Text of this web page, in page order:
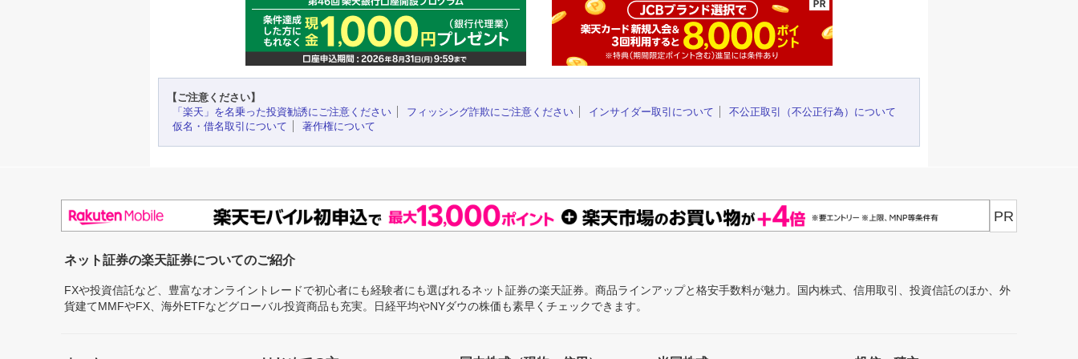
【ご注意ください】
「楽天」を名乗った投資勧誘にご注意ください
フィッシング詐欺にご注意ください インサイダー取引について
不公正取引（不公正行為）について
仮名・借名取引について
著作権について
PR
ネット証券の楽天証券についてのご紹介
FXや投資信託など、豊富なオンライントレードで初心者にも経験者にも選ばれるネット証券の楽天証券。商品ラインアップと格安手数料が魅力。国内株式、信用取引、投資信託のほか、外
貨建てMMFやFX、海外ETFなどグローバル投資商品も充実。日経平均やNYダウの株価も素早くチェックできます。